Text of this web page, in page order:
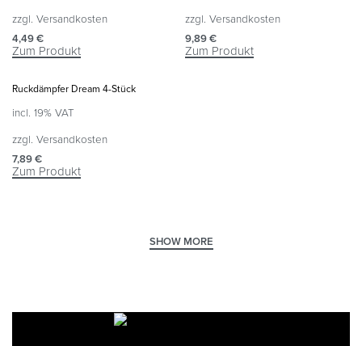
zzgl. Versandkosten
4,49€
Zum Produkt
zzgl. Versandkosten
9,89€
Zum Produkt
Ruckdämpfer Dream 4-Stück
incl. 19% VAT
zzgl. Versandkosten
7,89€
Zum Produkt